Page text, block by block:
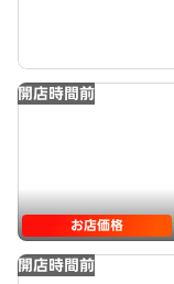
開店時間前
お店価格
開店時間前